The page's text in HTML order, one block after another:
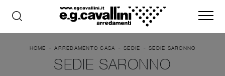
HOME -ARREDAMENTO CASA -SEDIE -SEDIE SARONNO
SEDIE SARONNO